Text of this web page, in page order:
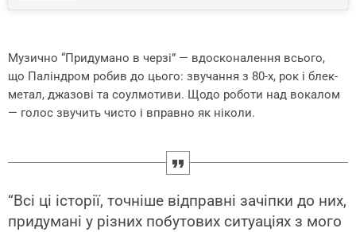
Музично “Придумано в черзі” — вдосконалення всього,
що Паліндром робив до цього: звучання з 80-х, рок і блек-
метал, джазові та соулмотиви. Щодо роботи над вокалом
— голос звучить чисто і вправно як ніколи.
“Всі ці історії, точніше відправні зачіпки до них,
придумані у різних побутових ситуаціях з мого